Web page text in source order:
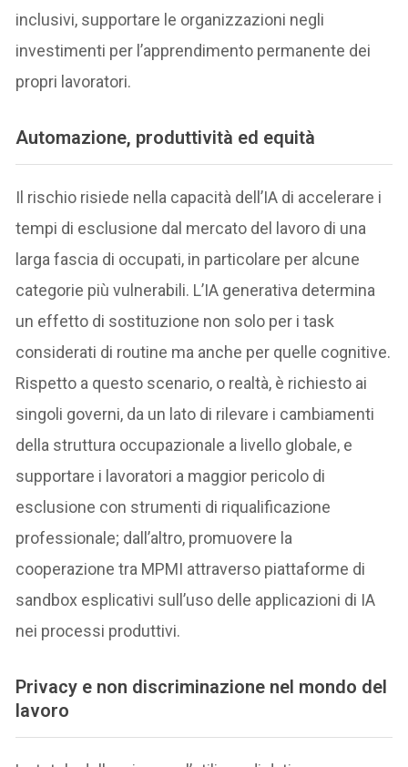
inclusivi, supportare le organizzazioni negli
investimenti per l’apprendimento permanente dei
propri lavoratori.
Automazione, produttività ed equità
Il rischio risiede nella capacità dell’IA di accelerare i
tempi di esclusione dal mercato del lavoro di una
larga fascia di occupati, in particolare per alcune
categorie più vulnerabili. L’IA generativa determina
un effetto di sostituzione non solo per i task
considerati di routine ma anche per quelle cognitive.
Rispetto a questo scenario, o realtà, è richiesto ai
singoli governi, da un lato di rilevare i cambiamenti
della struttura occupazionale a livello globale, e
supportare i lavoratori a maggior pericolo di
esclusione con strumenti di riqualificazione
professionale; dall’altro, promuovere la
cooperazione tra MPMI attraverso piattaforme di
sandbox esplicativi sull’uso delle applicazioni di IA
nei processi produttivi.
Privacy e non discriminazione nel mondo del
lavoro